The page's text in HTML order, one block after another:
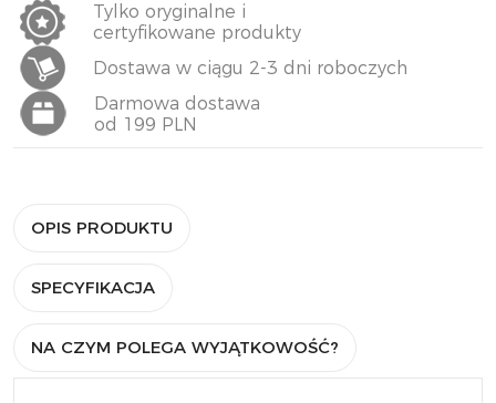
Tylko oryginalne i
certyfikowane produkty
Dostawa w ciągu 2-3 dni roboczych
Darmowa dostawa
od 199 PLN
OPIS PRODUKTU
SPECYFIKACJA
NA CZYM POLEGA WYJĄTKOWOŚĆ?